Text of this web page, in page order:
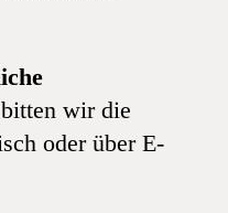
bitten wir die
oder über E-